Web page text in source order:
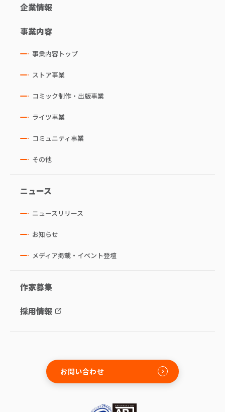
企業情報
事業内容
事業内容トップ
ストア事業
コミック制作・出版事業
ライツ事業
コミュニティ事業
その他
ニュース
ニュースリリース
お知らせ
メディア掲載・イベント登壇
作家募集
採用情報
お問い合わせ